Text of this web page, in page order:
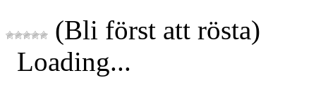
(Bli först att rösta)
Loading...